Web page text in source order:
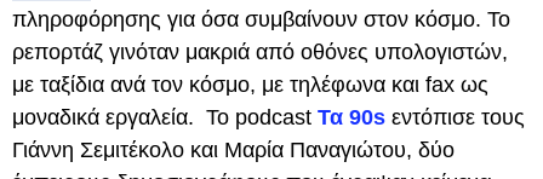
πληροφόρησης για όσα συμβαίνουν στον κόσμο. Το
ρεπορτάζ γινόταν μακριά από οθόνες υπολογιστών,
με ταξίδια ανά τον κόσμο, με τηλέφωνα και fax ως
μοναδικά εργαλεία. Το podcast Τα 90s εντόπισε τους
Γιάννη Σεμιτέκολο και Μαρία Παναγιώτου, δύο